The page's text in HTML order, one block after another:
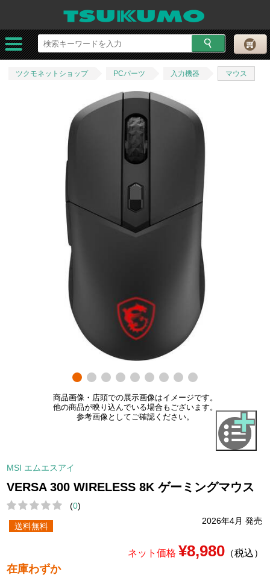
ツクモネットショップ PCパーツ 入力機器 マウス
商品画像・店頭での展示画像はイメージです。
他の商品が映り込んでいる場合もございます。
参考画像としてご確認ください。
MSI エムエスアイ
VERSA 300 WIRELESS 8K ゲーミングマウス
(0)
2026年4月 発売
送料無料
ネット価格 ¥8,980（税込）
在庫わずか